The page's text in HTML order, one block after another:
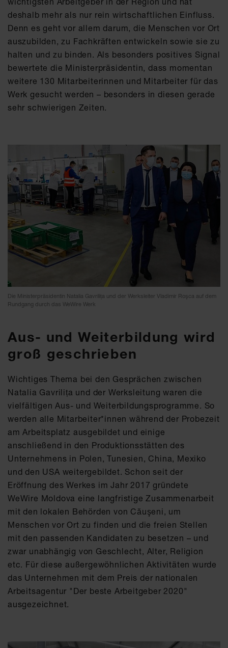
deshalb mehr als nur rein wirtschaftlichen Einfluss.
Denn es geht vor allem darum, die Menschen vor Ort
auszubilden, zu Fachkräften entwickeln sowie sie zu
halten und zu binden. Als besonders positives Signal
bewertete die Ministerpräsidentin, dass momentan
weitere 130 Mitarbeiterinnen und Mitarbeiter für das
Werk gesucht werden – besonders in diesen gerade
sehr schwierigen Zeiten.
Die Ministerpräsidentin Natalia Gavrilița und der Werksleiter Vladimir Roşca auf dem
Rundgang durch das WeWire Werk
Aus- und Weiterbildung wird
groß geschrieben
Wichtiges Thema bei den Gesprächen zwischen
Natalia Gavrilița und der Werksleitung waren die
vielfältigen Aus- und Weiterbildungsprogramme. So
werden alle Mitarbeiter*innen während der Probezeit
am Arbeitsplatz ausgebildet und einige
anschließend in den Produktionsstätten des
Unternehmens in Polen, Tunesien, China, Mexiko
und den USA weitergebildet. Schon seit der
Eröffnung des Werkes im Jahr 2017 gründete
WeWire Moldova eine langfristige Zusammenarbeit
mit den lokalen Behörden von Căuşeni, um
Menschen vor Ort zu finden und die freien Stellen
mit den passenden Kandidaten zu besetzen – und
zwar unabhängig von Geschlecht, Alter, Religion
etc. Für diese außergewöhnlichen Aktivitäten wurde
das Unternehmen mit dem Preis der nationalen
Arbeitsagentur "Der beste Arbeitgeber 2020"
ausgezeichnet.